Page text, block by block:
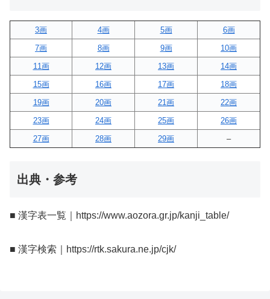
3画 4画 5画
6画
7画
8画 9画
10画
11画
12画 13画
14画
15画
16画 17画
18画
19画
20画 21画
22画
23画
24画 25画
26画
27画
28画 29画 –
出典・参考
■ 漢字表一覧｜https://www.aozora.gr.jp/kanji_table/
■ 漢字検索｜https://rtk.sakura.ne.jp/cjk/